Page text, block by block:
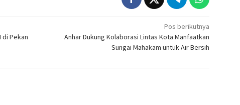
di Pekan
Pos berikutnya
Anhar Dukung Kolaborasi Lintas Kota Manfaatkan
Sungai Mahakam untuk Air Bersih